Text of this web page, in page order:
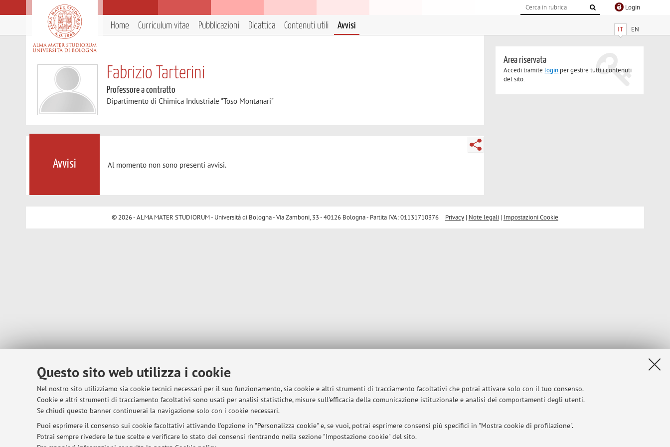
Questo sito web utilizza i cookie
Nel nostro sito utilizziamo sia cookie tecnici necessari per il suo funzionamento, sia cookie e altri strumenti di tracciamento facoltativi che potrai attivare solo con il tuo consenso.
Cookie e altri strumenti di tracciamento facoltativi sono usati per analisi statistiche, misure sull'efficacia della comunicazione istituzionale e analisi dei comportamenti degli utenti.
Se chiudi questo banner continuerai la navigazione solo con i cookie necessari.
Puoi esprimere il consenso sui cookie facoltativi attivando l'opzione in "Personalizza cookie" e, se vuoi, potrai esprimere consensi più specifici in "Mostra cookie di profilazione".
Potrai sempre rivedere le tue scelte e verificare lo stato dei consensi rientrando nella sezione "Impostazione cookie" del sito.
Login
IT EN
Home Curriculum vitae Pubblicazioni Didattica Contenuti utili Avvisi
Fabrizio Tarterini
Professore a contratto
Dipartimento di Chimica Industriale "Toso Montanari"
Avvisi Al momento non sono presenti avvisi.
Area riservata
Accedi tramite login per gestire tutti i contenuti
del sito.
© 2026 - ALMA MATER STUDIORUM - Università di Bologna - Via Zamboni, 33 - 40126 Bologna - Partita IVA: 01131710376 Privacy| Note legali| Impostazioni Cookie